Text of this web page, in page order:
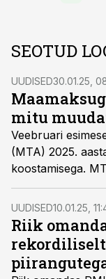
SEOTUD
UUDISED30.01.25,
mitu
Veebruari
(MTA) 2025.
koostamisega.
sel aastal
UUDISED10.01.25,
Riik